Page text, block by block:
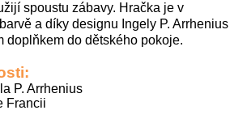
spoustu zábavy. Hračka je v
a díky designu Ingely P. Arrhenius
doplňkem do dětského pokoje.
P. Arrhenius
Francii